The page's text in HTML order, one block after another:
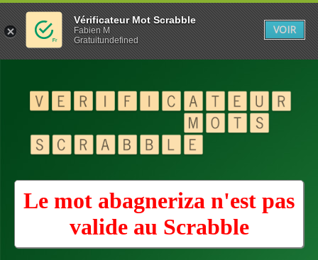
Le mot abagneriza n'est pas
valide au Scrabble
Vérificateur Mot Scrabble
Fabien M
Gratuitundefined
VOIR